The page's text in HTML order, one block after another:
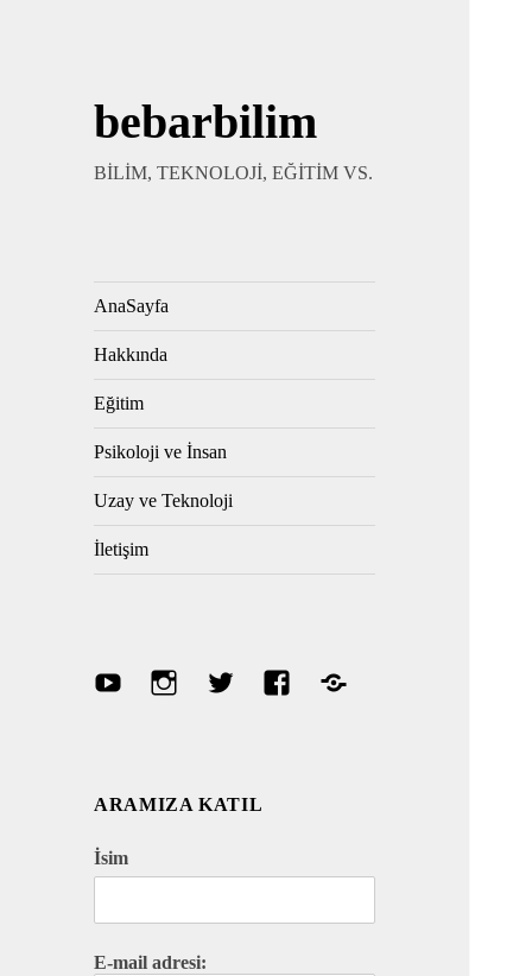
bebarbilim
BİLİM, TEKNOLOJİ, EĞİTİM VS.
AnaSayfa
Hakkında
Eğitim
Psikoloji ve İnsan
Uzay ve Teknoloji
İletişim
YoutubeInstagramTwitter FacebookDiscord
ARAMIZA KATIL
İsim
E-mail adresi: